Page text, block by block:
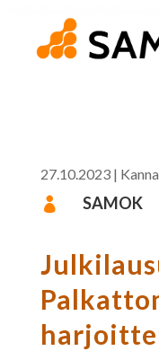
27.10.2023|
 SAMOK